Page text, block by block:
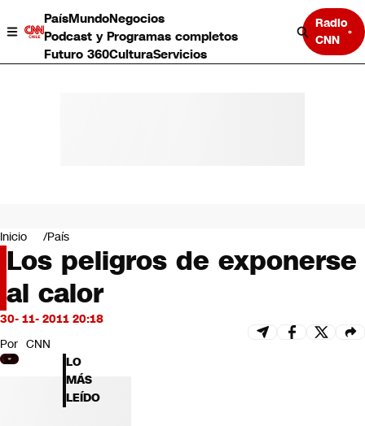
PaísMundoNegocios
Podcast y Programas completos
Futuro 360CulturaServicios
Radio
CNN
Negocios
Deportes
Programas completos
Cultura
Servicios
Bits
CNN Data
CNN tiempo
Futuro 360
Inicio País
Los peligros de exponerse
al calor
30- 11- 2011 20:18
Por CNN
LO
MÁS
LEÍDO